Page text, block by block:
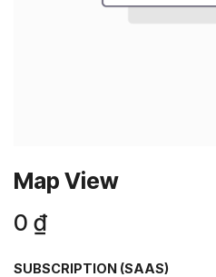
Map View
0 ₫
SUBSCRIPTION (SAAS)